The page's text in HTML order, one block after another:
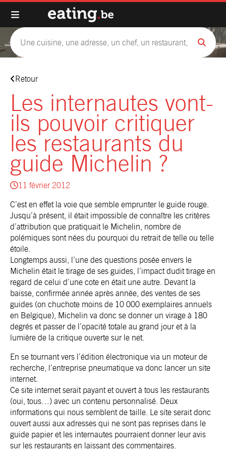
Retour
Les internautes vont-
ils pouvoir critiquer
les restaurants du
guide Michelin ?
11 février 2012
C’est en effet la voie que semble emprunter le guide rouge.
Jusqu’à présent, il était impossible de connaître les critères
d’attribution que pratiquait le Michelin, nombre de
polémiques sont nées du pourquoi du retrait de telle ou telle
étoile.
Longtemps aussi, l’une des questions posée envers le
Michelin était le tirage de ses guides, l’impact dudit tirage en
regard de celui d’une cote en était une autre. Devant la
baisse, confirmée année après année, des ventes de ses
guides (on chuchote moins de 10 000 exemplaires annuels
en Belgique), Michelin va donc se donner un virage à 180
degrés et passer de l’opacité totale au grand jour et à la
lumière de la critique ouverte sur le net.
En se tournant vers l’édition électronique via un moteur de
recherche, l’entreprise pneumatique va donc lancer un site
internet.
Ce site internet serait payant et ouvert à tous les restaurants
(oui, tous…) avec un contenu personnalisé. Deux
informations qui nous semblent de taille. Le site serait donc
ouvert aussi aux adresses qui ne sont pas reprises dans le
guide papier et les internautes pourraient donner leur avis
sur les restaurants en laissant des commentaires.